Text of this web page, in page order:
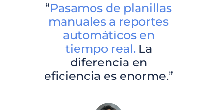
“Pasamos de planillas
manuales a reportes
automáticos en
tiempo real. La
diferencia en
eficiencia es enorme.”